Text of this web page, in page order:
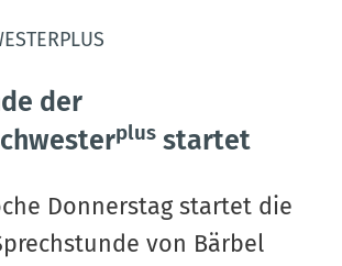
der
plus startet
Donnerstag startet die
von Bärbel